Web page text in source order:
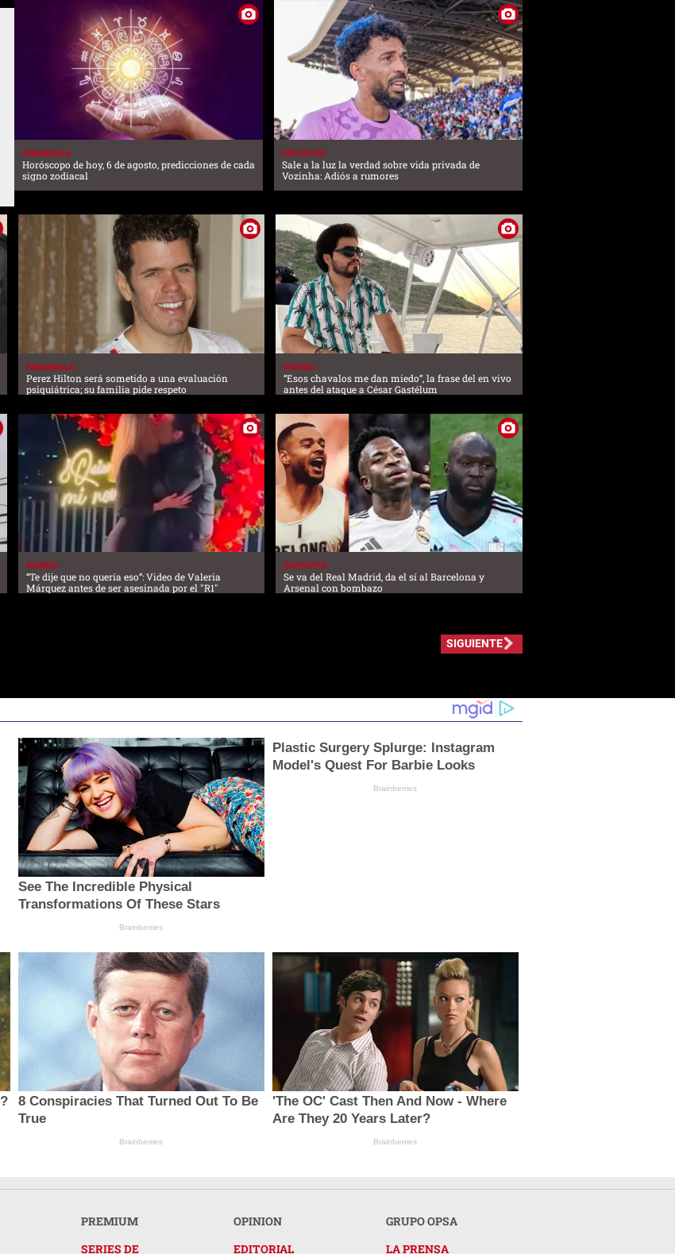
FARANDULA
Horóscopo de hoy, 6 de agosto, predicciones de cada
signo zodiacal
DEPORTES
Sale a la luz la verdad sobre vida privada de
Vozinha: Adiós a rumores
FARANDULA
Perez Hilton será sometido a una evaluación
psiquiátrica; su familia pide respeto
MUNDO
“Esos chavalos me dan miedo”, la frase del en vivo
antes del ataque a César Gastélum
MUNDO
“Te dije que no quería eso”: Video de Valeria
Márquez antes de ser asesinada por el "R1"
DEPORTES
Se va del Real Madrid, da el sí al Barcelona y
Arsenal con bombazo
SIGUIENTE
See The Incredible Physical
Transformations Of These Stars
Brainberries
Plastic Surgery Splurge: Instagram
Model's Quest For Barbie Looks
Brainberries
8 Conspiracies That Turned Out To Be
True
Brainberries
'The OC' Cast Then And Now - Where
Are They 20 Years Later?
Brainberries
PREMIUM
SERIES DE
OPINION
EDITORIAL
GRUPO OPSA
LA PRENSA